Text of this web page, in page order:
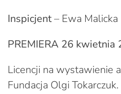
Inspicjent– Ewa Malicka
PREMIERA 26 kwietnia
Licencji na wystawienie
Fundacja Olgi Tokarczuk.